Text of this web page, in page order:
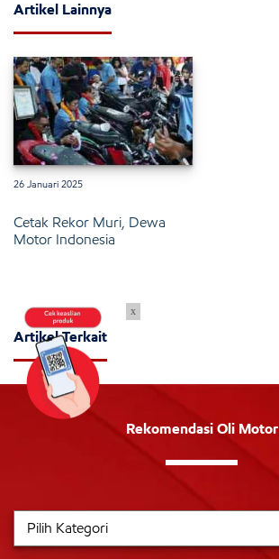
Artikel Lainnya
26 Januari 2025
Cetak Rekor Muri, Dewa
Motor Indonesia
Artikel Terkait
Rekomendasi Oli Motor
x